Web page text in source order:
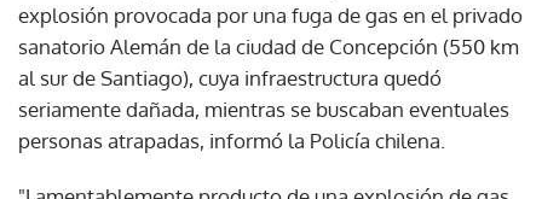
explosión provocada por una fuga de gas en el privado
sanatorio Alemán de la ciudad de Concepción (550 km
al sur de Santiago), cuya infraestructura quedó
seriamente dañada, mientras se buscaban eventuales
personas atrapadas, informó la Policía chilena.